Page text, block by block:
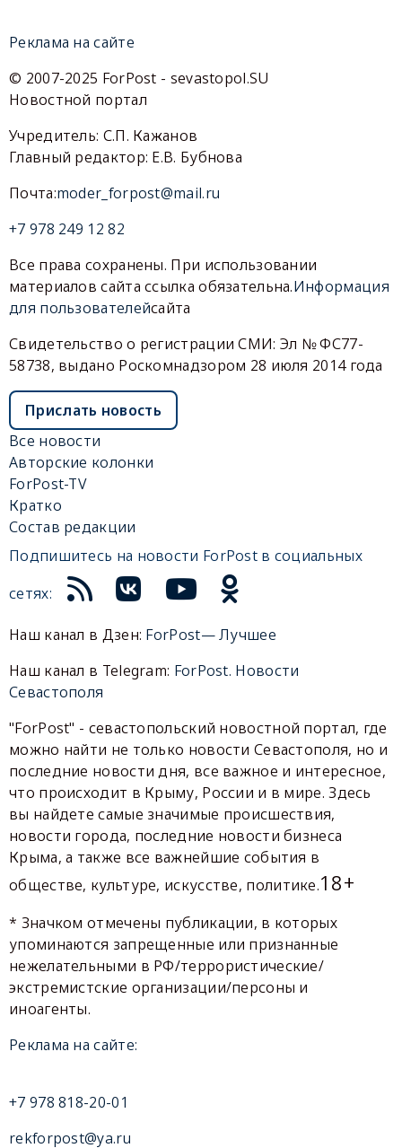
Реклама на сайте
© 2007-2025 ForPost - sevastopol.SU
Новостной портал
Учредитель: С.П. Кажанов
Главный редактор: Е.В. Бубнова
Почта:moder_forpost@mail.ru
+7 978 249 12 82
Все права сохранены. При использовании
материалов сайта ссылка обязательна.Информация
для пользователейсайта
Свидетельство о регистрации СМИ: Эл № ФС77-
58738, выдано Роскомнадзором 28 июля 2014 года
Прислать новость
Все новости
Авторские колонки
ForPost-TV
Кратко
Состав редакции
Подпишитесь на новости ForPost в социальных
сетях:
Наш канал в Дзен: ForPost— Лучшее
Наш канал в Telegram: ForPost. Новости
Севастополя
"ForPost" - севастопольский новостной портал, где
можно найти не только новости Севастополя, но и
последние новости дня, все важное и интересное,
что происходит в Крыму, России и в мире. Здесь
вы найдете самые значимые происшествия,
новости города, последние новости бизнеса
Крыма, а также все важнейшие события в
обществе, культуре, искусстве, политике.18+
* Значком отмечены публикации, в которых
упоминаются запрещенные или признанные
нежелательными в РФ/террористические/
экстремистские организации/персоны и
иноагенты.
Реклама на сайте:
+7 978 818-20-01
rekforpost@ya.ru